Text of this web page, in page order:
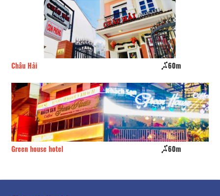
Khách sạn Vinh An
Khách sạn Amis